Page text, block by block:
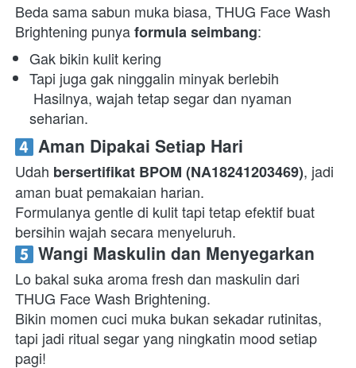
Beda sama sabun muka biasa, THUG Face Wash
Brightening punya formula seimbang:
Gak bikin kulit kering
Tapi juga gak ninggalin minyak berlebih
seharian.
Aman Dipakai Setiap Hari
Udah bersertifikat BPOM (NA18241203469), jadi
aman buat pemakaian harian.
Formulanya gentle di kulit tapi tetap efektif buat
bersihin wajah secara menyeluruh.
Wangi Maskulin dan Menyegarkan
Lo bakal suka aroma fresh dan maskulin dari
THUG Face Wash Brightening.
Bikin momen cuci muka bukan sekadar rutinitas,
tapi jadi ritual segar yang ningkatin mood setiap
pagi!